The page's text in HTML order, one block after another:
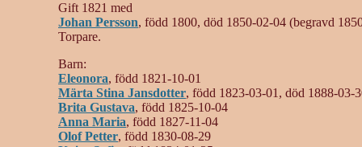
Gift 1821 med
Johan Persson, född 1800, död 1850-02-04 (begravd
Torpare.
Barn:
Eleonora, född 1821-10-01
Märta Stina Jansdotter, född 1823-03-01, död 1888-03-
Brita Gustava, född 1825-10-04
Anna Maria, född 1827-11-04
Olof Petter, född 1830-08-29